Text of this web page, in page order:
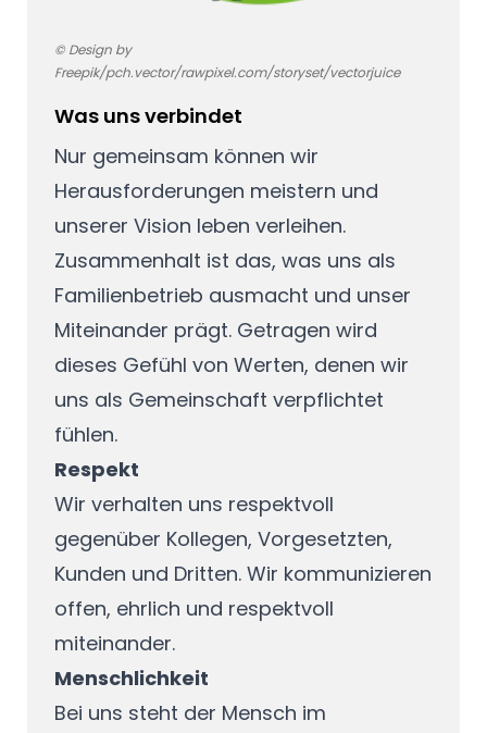
© Design by
Freepik/pch.vector/rawpixel.com/storyset/vectorjuice
Was uns verbindet
Nur gemeinsam können wir
Herausforderungen meistern und
unserer Vision leben verleihen.
Zusammenhalt ist das, was uns als
Familienbetrieb ausmacht und unser
Miteinander prägt. Getragen wird
dieses Gefühl von Werten, denen wir
uns als Gemeinschaft verpflichtet
fühlen.
Respekt
Wir verhalten uns respektvoll
gegenüber Kollegen, Vorgesetzten,
Kunden und Dritten. Wir kommunizieren
offen, ehrlich und respektvoll
miteinander.
Menschlichkeit
Bei uns steht der Mensch im